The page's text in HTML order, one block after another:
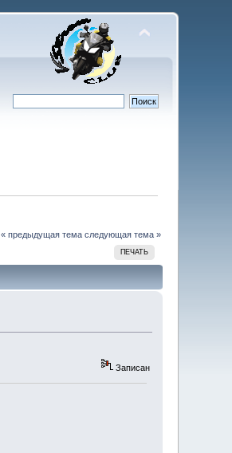
« предыдущая тема следующая тема »
ПЕЧАТЬ
Записан